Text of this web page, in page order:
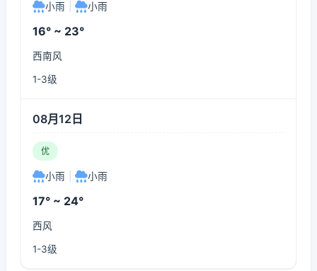
小雨 小雨
16° ~ 23°
西南风
1-3级
08月12日
优
小雨 小雨
17° ~ 24°
西风
1-3级